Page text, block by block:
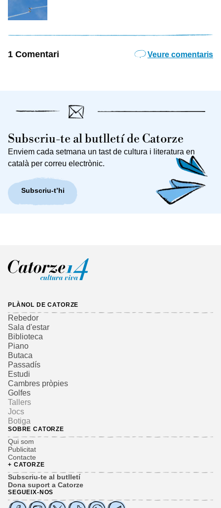
1 Comentari Veure comentaris
Subscriu-te al butlletí de Catorze
Enviem cada setmana un tast de cultura i literatura en
català per correu electrònic.
Subscriu-t’hi
PLÀNOL DE CATORZE
Rebedor
Sala d'estar
Biblioteca
Piano
Butaca
Passadís
Estudi
Cambres pròpies
Golfes
Tallers
Jocs
Botiga
SOBRE CATORZE
Qui som
Publicitat
Contacte
+ CATORZE
Subscriu-te al butlletí
Dona suport a Catorze
SEGUEIX-NOS